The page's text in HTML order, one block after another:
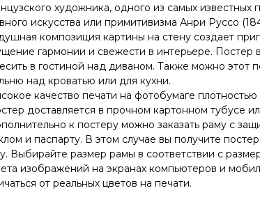
художника, одного из самых известных
искусства или примитивизма Анри Руссо
композиция картины на стену создает
гармонии и свежести в интерьере. Постер
в гостиной над диваном. Также можно этот
над кроватью или для кухни.
качество печати на фотобумаге плотностью
доставляется в прочном картонном тубусе
к постеру можно заказать раму с
и паспарту. В этом случае вы получите
Выбирайте размер рамы в соответствии с
изображений на экранах компьютеров и
от реальных цветов на печати.